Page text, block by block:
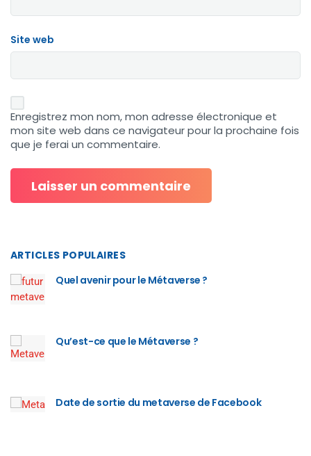
Site web
Enregistrez mon nom, mon adresse électronique et
mon site web dans ce navigateur pour la prochaine fois
que je ferai un commentaire.
ARTICLES POPULAIRES
Quel avenir pour le Métaverse ?
Qu’est-ce que le Métaverse ?
Date de sortie du metaverse de Facebook